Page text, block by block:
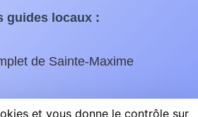
et vous donne le contrôle sur
guides locaux :
de Sainte-Maxime
- La web TV du Golfe